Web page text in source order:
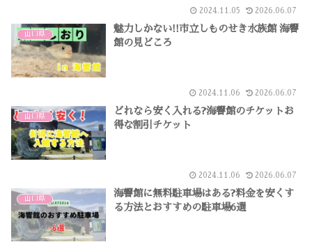
2024.11.05 2026.06.07
山口県
魅力しかない!!市立しものせき水族館 海響
館の見どころ
2024.11.06 2026.06.07
山口県
どれなら安く入れる?海響館のチケットお
得な割引チケット
2024.11.06 2026.06.07
山口県
海響館に無料駐車場はある?料金を安くす
る方法とおすすめの駐車場6選